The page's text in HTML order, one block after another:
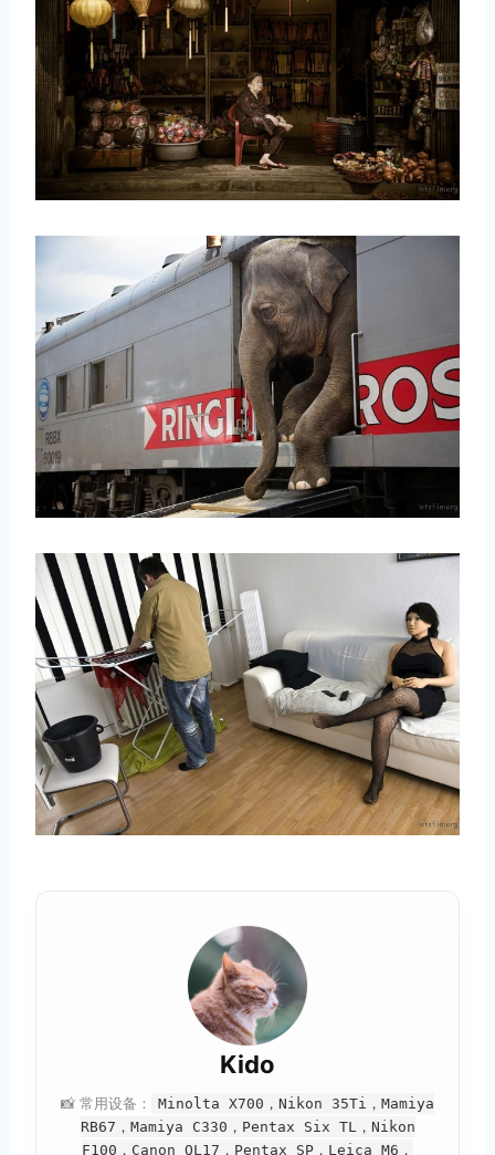
Kido
📸 常用设备：
Minolta X700，Nikon 35Ti，Mamiya
RB67，Mamiya C330，Pentax Six TL，Nikon
F100，Canon QL17，Pentax SP，Leica M6，
取消 搜索